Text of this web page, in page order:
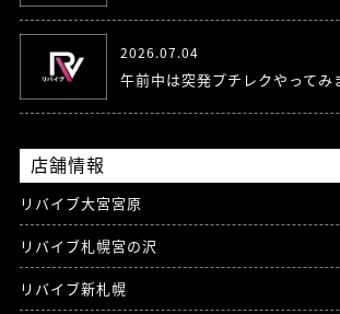
2026.07.04
午前中は突発プチレクやって
店舗情報
リバイブ大宮宮原
リバイブ札幌宮の沢
リバイブ新札幌